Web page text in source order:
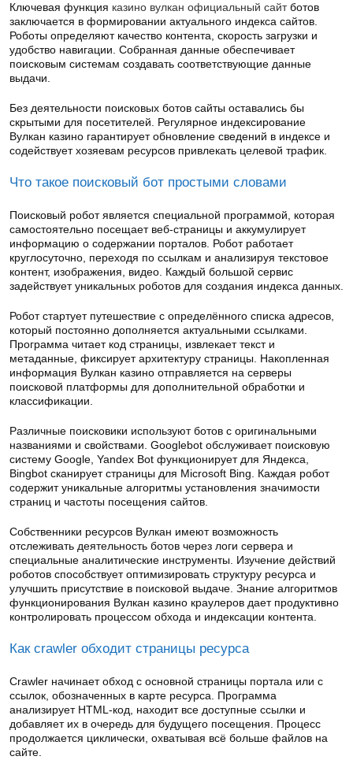
Ключевая функция казино вулкан официальный сайтботов
заключается в формировании актуального индекса сайтов.
Роботы определяют качество контента, скорость загрузки и
удобство навигации. Собранная данные обеспечивает
поисковым системам создавать соответствующие данные
выдачи.
Без деятельности поисковых ботов сайты оставались бы
скрытыми для посетителей. Регулярное индексирование
Вулкан казино гарантирует обновление сведений в индексе и
содействует хозяевам ресурсов привлекать целевой трафик.
Что такое поисковый бот простыми словами
Поисковый робот является специальной программой, которая
самостоятельно посещает веб-страницы и аккумулирует
информацию о содержании порталов. Робот работает
круглосуточно, переходя по ссылкам и анализируя текстовое
контент, изображения, видео. Каждый большой сервис
задействует уникальных роботов для создания индекса данных.
Робот стартует путешествие с определённого списка адресов,
который постоянно дополняется актуальными ссылками.
Программа читает код страницы, извлекает текст и
метаданные, фиксирует архитектуру страницы. Накопленная
информация Вулкан казино отправляется на серверы
поисковой платформы для дополнительной обработки и
классификации.
Различные поисковики используют ботов с оригинальными
названиями и свойствами. Googlebot обслуживает поисковую
систему Google, Yandex Bot функционирует для Яндекса,
Bingbot сканирует страницы для Microsoft Bing. Каждая робот
содержит уникальные алгоритмы установления значимости
страниц и частоты посещения сайтов.
Собственники ресурсов Вулкан имеют возможность
отслеживать деятельность ботов через логи сервера и
специальные аналитические инструменты. Изучение действий
роботов способствует оптимизировать структуру ресурса и
улучшить присутствие в поисковой выдаче. Знание алгоритмов
функционирования Вулкан казино краулеров дает продуктивно
контролировать процессом обхода и индексации контента.
Как crawler обходит страницы ресурса
Crawler начинает обход с основной страницы портала или с
ссылок, обозначенных в карте ресурса. Программа
анализирует HTML-код, находит все доступные ссылки и
добавляет их в очередь для будущего посещения. Процесс
продолжается циклически, охватывая всё больше файлов на
сайте.